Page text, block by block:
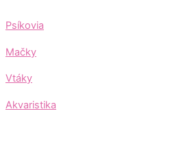
Psíkovia
Mačky
Vtáky
Akvaristika